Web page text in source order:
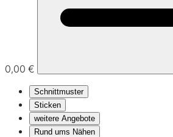
0,00 €
Schnittmuster
Sticken
weitere Angebote
Rund ums Nähen